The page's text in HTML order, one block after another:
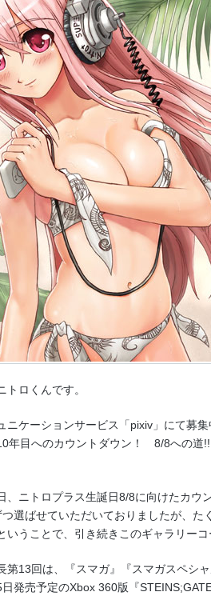
トロくんです。
ニケーションサービス「pixiv」にて募
年目へのカウントダウン！ 8/8への道
、ニトロプラス生誕日8/8に向けたカウ
選ばせていただいておりましたが、
いうことで、引き続きこのギャラリー
第13回は、『スマガ』『スマガスペシ
発売予定のXbox 360版『